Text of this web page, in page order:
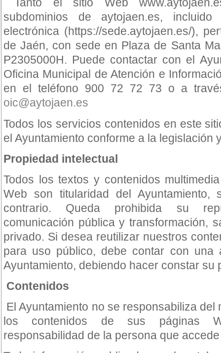
Tanto el sitio Web
subdominios de aytojaen.es,
electrónica (https://sede.aytojaen.es/),
de Jaén, con sede en Plaza de Santa
P2305000H. Puede contactar con el
Oficina Municipal de Atención e
en el teléfono 900 72 72 73 o a
oic@aytojaen.es
Todos los servicios contenidos en este
el Ayuntamiento conforme a la legislación
Propiedad intelectual
Todos los textos y contenidos
Web son titularidad del
contrario. Queda prohibida su
comunicación pública y transformación,
privado. Si desea reutilizar nuestros
para uso público, debe contar con una
Ayuntamiento, debiendo hacer constar su
Contenidos
El Ayuntamiento no se responsabiliza
los contenidos de sus páginas
responsabilidad de la persona que